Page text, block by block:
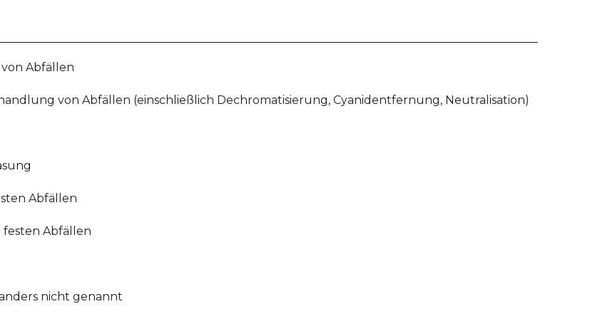
Abfällen
von Abfällen (einschließlich Dechromatisierung, Cyanidentfernung, Neutralisation)
Abfällen
Abfällen
nicht genannt